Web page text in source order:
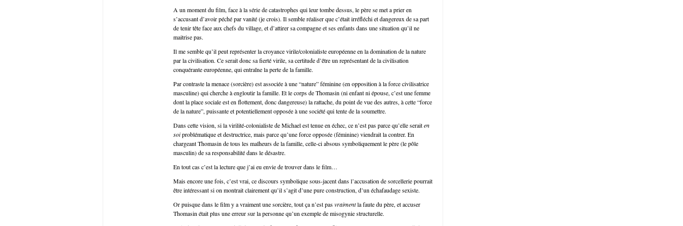
A un moment du film, face à la série de catastrophes qui leur tombe dessus, le père se met a prier en
s’accusant d’avoir péché par vanité (je crois). Il semble réaliser que c’était irréfléchi et dangereux de sa part
de tenir tête face aux chefs du village, et d’attirer sa compagne et ses enfants dans une situation qu’il ne
maitrise pas.
Il me semble qu’il peut représenter la croyance virile/colonialiste européenne en la domination de la nature
par la civilisation. Ce serait donc sa fierté virile, sa certitude d’être un représentant de la civilisation
conquérante européenne, qui entraîne la perte de la famille.
Par contraste la menace (sorcière) est associée à une “nature” féminine (en opposition à la force civilisatrice
masculine) qui cherche à engloutir la famille. Et le corps de Thomasin (ni enfant ni épouse, c’est une femme
dont la place sociale est en flottement, donc dangereuse) la rattache, du point de vue des autres, à cette “force
de la nature”, puissante et potentiellement opposée à une société qui tente de la soumettre.
Dans cette vision, si la virilité-colonialiste de Michael est tenue en échec, ce n’est pas parce qu’elle seraiten
soiproblématique et destructrice, mais parce qu’une force opposée (féminine) viendrait la contrer. En
chargeant Thomasin de tous les malheurs de la famille, celle-ci absous symboliquement le père (le pôle
masculin) de sa responsabilité dans le désastre.
En tout cas c’est la lecture que j’ai eu envie de trouver dans le film…
Mais encore une fois, c’est vrai, ce discours symbolique sous-jacent dans l’accusation de sorcellerie pourrait
être intéressant si on montrait clairement qu’il s’agit d’une pure construction, d’un échafaudage sexiste.
Or puisque dans le film y a vraiment une sorcière, tout ça n’est pasvraimentla faute du père, et accuser
Thomasin était plus une erreur sur la personne qu’un exemple de misogynie structurelle.